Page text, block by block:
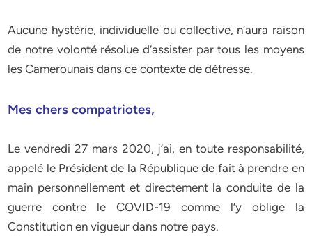
Aucune hystérie, individuelle ou collective, n’aura raison
de notre volonté résolue d’assister par tous les moyens
les Camerounais dans ce contexte de détresse.
Mes chers compatriotes,
Le vendredi 27 mars 2020, j’ai, en toute responsabilité,
appelé le Président de la République de fait à prendre en
main personnellement et directement la conduite de la
guerre contre le COVID-19 comme l’y oblige la
Constitution en vigueur dans notre pays.